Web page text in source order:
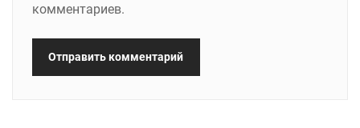
комментариев.